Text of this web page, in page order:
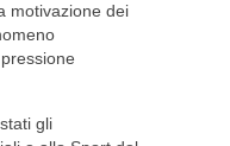
motivazione dei
gli